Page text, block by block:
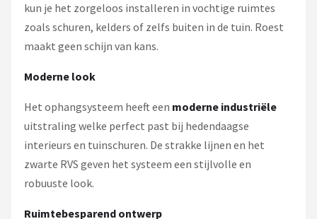
kun je het zorgeloos installeren in vochtige ruimtes
zoals schuren, kelders of zelfs buiten in de tuin. Roest
maakt geen schijn van kans.
Moderne look
Het ophangsysteem heeft een moderne industriële
uitstraling welke perfect past bij hedendaagse
interieurs en tuinschuren. De strakke lijnen en het
zwarte RVS geven het systeem een stijlvolle en
robuuste look.
Ruimtebesparend ontwerp